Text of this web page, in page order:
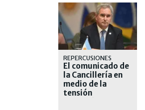
REPERCUSIONES
El comunicado de
la Cancillería en
medio de la
tensión